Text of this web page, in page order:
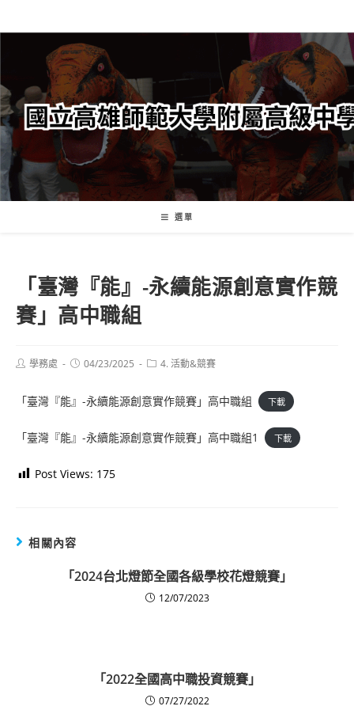
轉
要
內
容
選單
「臺灣『能』-永續能源創意實作競
賽」高中職組
Post學務處
Post04/23/2025
Post4. 活動&競賽
「臺灣『能』-永續能源創意實作競賽」高中職組 下載
「臺灣『能』-永續能源創意實作競賽」高中職組1 下載
Post Views: 175
相關內容
「2024台北燈節全國各級學校花燈競賽」
12/07/2023
「2022全國高中職投資競賽」
07/27/2022